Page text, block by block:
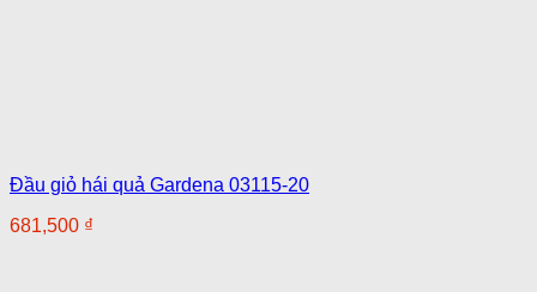
Đầu giỏ hái quả Gardena 03115-20
681,500 ₫